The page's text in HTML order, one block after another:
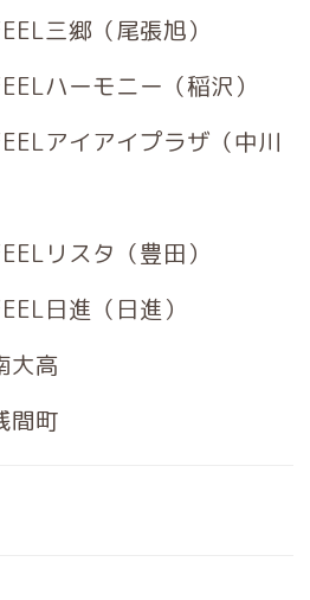
三郷（尾張旭）
ハーモニー（稲沢）
アイアイプラザ（中川
リスタ（豊田）
日進（日進）
大高
間町